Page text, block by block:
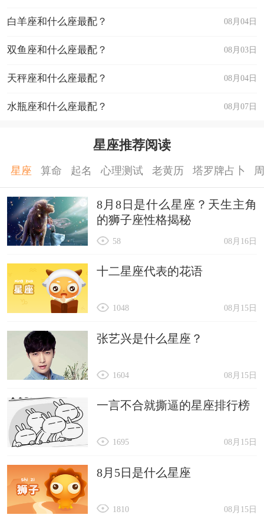
08月04日
白羊座和什么座最配？
08月03日
双鱼座和什么座最配？
08月04日
天秤座和什么座最配？
08月07日
水瓶座和什么座最配？
星座推荐阅读
星座 算命 起名 心理测试 老黄历 塔罗牌占卜
8月8日是什么星座？天生主角
的狮子座性格揭秘
08月16日
58
十二星座代表的花语
08月15日
1048
张艺兴是什么星座？
08月15日
1604
一言不合就撕逼的星座排行榜
08月15日
1695
8月5日是什么星座
08月15日
1810